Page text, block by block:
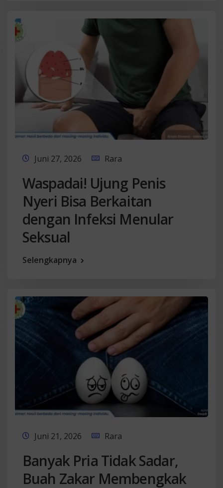
Juni 27, 2026 Rara
Waspadai! Ujung Penis
Nyeri Bisa Berkaitan
dengan Infeksi Menular
Seksual
Selengkapnya
Juni 21, 2026 Rara
Banyak Pria Tidak Sadar,
Buah Zakar Membengkak